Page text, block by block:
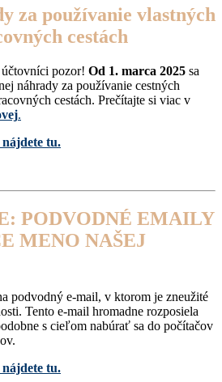
za používanie vlastných
cestách
pozor! Od 1. marca 2025 sa
náhrady za používanie cestných
cestách. Prečítajte si viac v
.
tu.
PODVODNÉ EMAILY
MENO NAŠEJ
podvodný e-mail, v ktorom je zneužité
Tento e-mail hromadne rozposiela
s cieľom nabúrať sa do počítačov
tu.